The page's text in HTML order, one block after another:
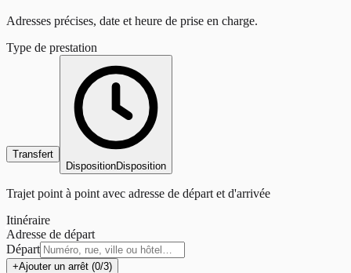
Adresses précises, date et heure de prise en charge.
Type de prestation
Transfert
DispositionDisposition
Trajet point à point avec adresse de départ et d'arrivée
Itinéraire
Adresse de départ
Départ
+Ajouter un arrêt (0/3)